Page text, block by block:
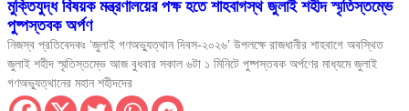
মুক্তিযুদ্ধ বিষয়ক মন্ত্রণালয়ের পক্ষ হতে শাহবাগস্থ জুলাই শহীদ স্মৃতিস্তম্ভে
পুষ্পস্তবক অর্পণ
নিজস্ব প্রতিবেদকঃ ‘জুলাই গণঅভ্যুত্থান দিবস-২০২৬’ উপলক্ষে রাজধানীর শাহবাগে অবস্থিত
জুলাই শহীদ স্মৃতিস্তম্ভে আজ বুধবার সকাল ৬টা ১ মিনিটে পুষ্পস্তবক অর্পণের মাধ্যমে জুলাই
গণঅভ্যুত্থানের মহান শহীদদের